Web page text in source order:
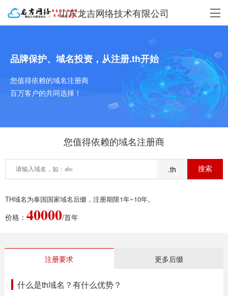
山东龙吉网络技术有限公司
品牌保护、域名投资，从注册.th开始
您值得依赖的域名注册商
百万客户的共同选择！
您值得依赖的域名注册商
.th
TH域名为泰国国家域名后缀，注册期限1年~10年。
价格： 40000/首年
注册要求 更多后缀
什么是th域名？有什么优势？